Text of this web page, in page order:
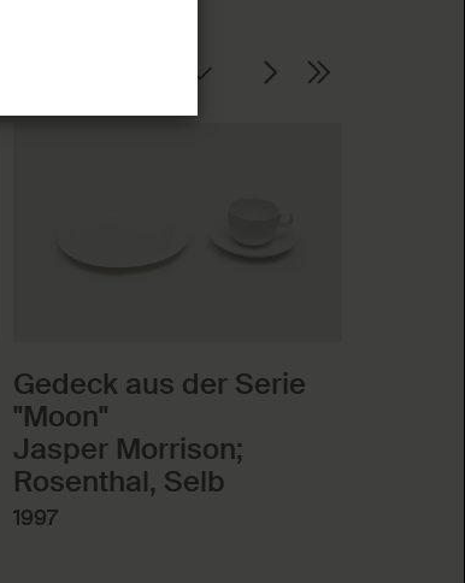
Gedeck aus der Serie
"Moon"
Jasper Morrison;
Rosenthal, Selb
1997